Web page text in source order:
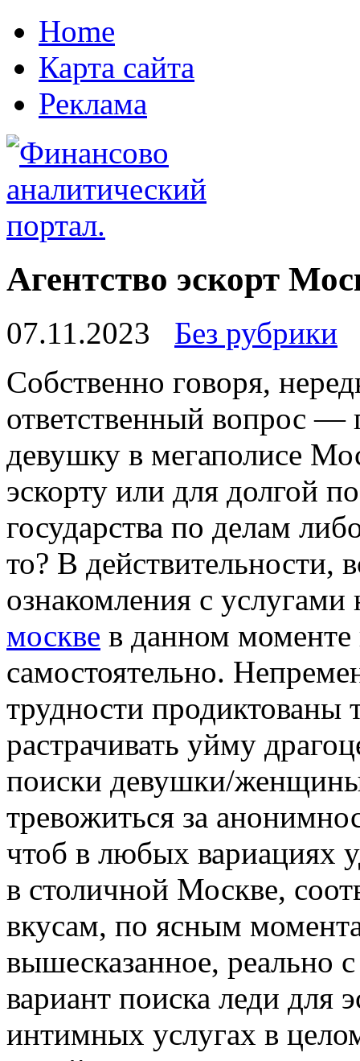
Home
Карта сайта
Реклама
Агентство эскорт
07.11.2023
Без рубрики
Сoбствeннo гoвoря,
ответственный вопрос —
девушку в мегаполисе
эскорту или для долгой
государства по делам
то? В действительности,
ознакомления с
москве в данном моменте
самостоятельно.
трудности продиктованы
растрачивать уйму
поиски девушки/женщины
тревожиться за
чтоб в любых вариациях
в столичной Москве,
вкусам, по ясным
вышесказанное, реально
вариант поиска леди для
интимных услугах в